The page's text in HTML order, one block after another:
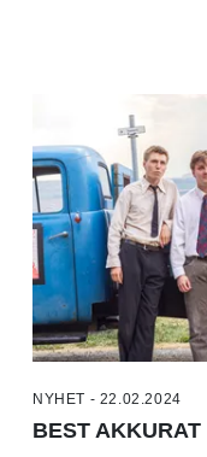
NYHET - 22.02.2024
BEST